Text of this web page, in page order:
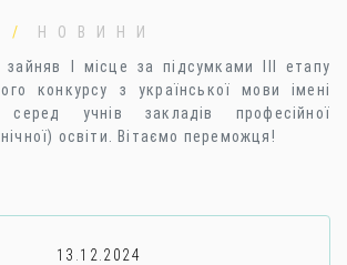
НОВИНИ
І місце за підсумками ІІІ етапу
конкурсу з української мови імені
учнів закладів професійної
освіти. Вітаємо переможця!
13.12.2024